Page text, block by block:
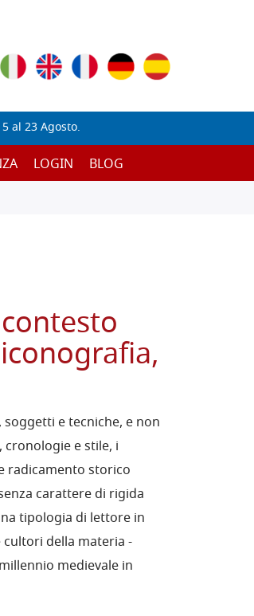
al 23 Agosto.
LOGIN BLOG
e tecniche, e non
e stile, i
radicamento storico
carattere di rigida
tipologia di lettore in
della materia -
medievale in